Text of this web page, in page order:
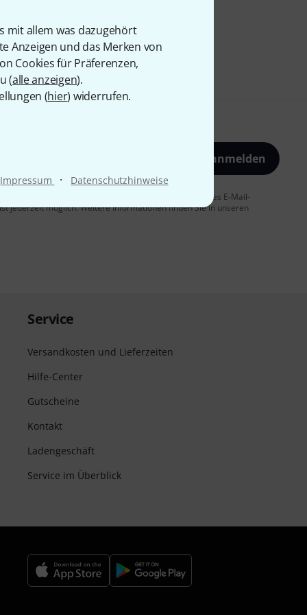
mit allem was dazugehört
Anzeigen und das Merken von
Cookies für Präferenzen,
(alle anzeigen).
(hier) widerrufen.
Impressum · Datenschutzhinweise
Jetzt anmelden
dem Erhalt von E-Mail-Werbung und einer Messung des E-Mail-
jederzeit möglich. Weitere Informationen finden Sie in unseren
Service
Versandkosten und Lieferzeiten
Hilfe-Center
Gutscheine
Kontakt
Ladengeschäft
Service im Überblick